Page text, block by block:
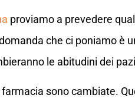
proviamo a prevedere
che ci poniamo è
le abitudini dei
sono cambiate.